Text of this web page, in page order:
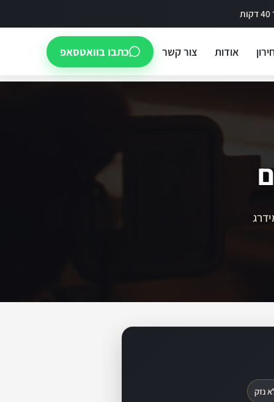
אודות צור קשר כתבו בוואטסאפ
נזק